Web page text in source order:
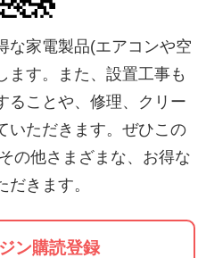
せて頂きます。
な家電製品(エアコンや空
ます。また、設置工事も
ることや、修理、クリー
いただきます。ぜひこの
の他さまざまな、お得な
きます。
ン購読登録